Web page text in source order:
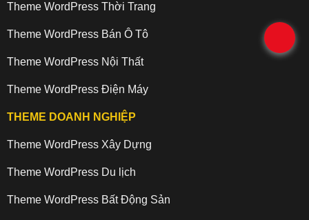
Theme WordPress Thời Trang
Theme WordPress Bán Ô Tô
Theme WordPress Nội Thất
Theme WordPress Điện Máy
THEME DOANH NGHIỆP
Theme WordPress Xây Dựng
Theme WordPress Du lịch
Theme WordPress Bất Động Sản